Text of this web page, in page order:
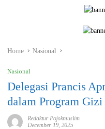
Home Nasional
Nasional
Delegasi Prancis
dalam Program
Redaktur Pojokmuslim
December 19, 2025